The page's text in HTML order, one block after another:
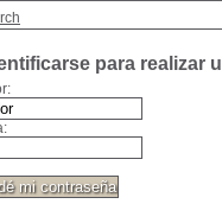
para realizar